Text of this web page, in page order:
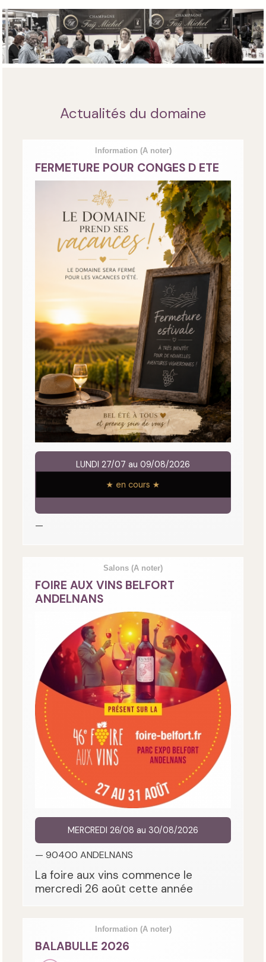
Actualités du domaine
Information (A noter)
FERMETURE POUR CONGES D ETE
LUNDI 27/07 au 09/08/2026
★ en cours ★
—
Salons (A noter)
FOIRE AUX VINS BELFORT
ANDELNANS
MERCREDI 26/08 au 30/08/2026
— 90400 ANDELNANS
La foire aux vins commence le
mercredi 26 août cette année
Information (A noter)
BALABULLE 2026